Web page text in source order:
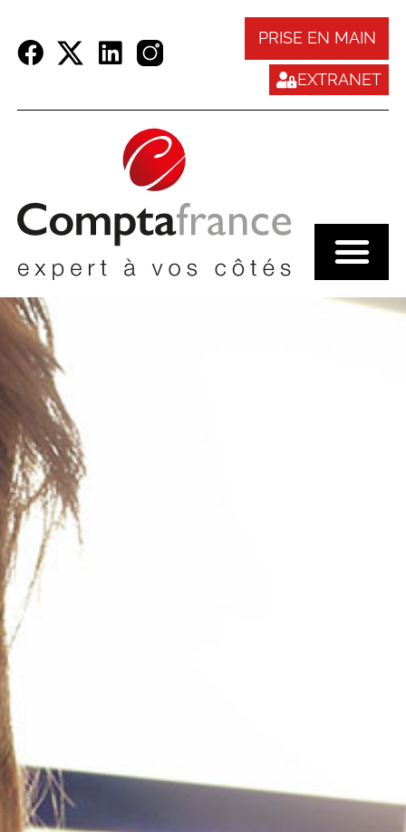
PRISE EN MAIN
EXTRANET